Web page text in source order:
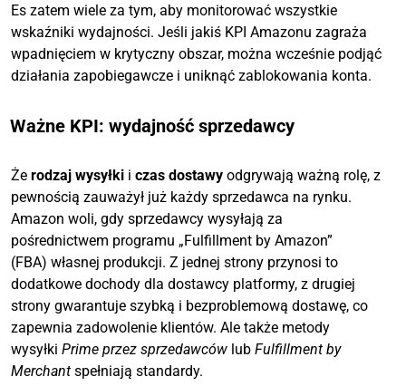
Es zatem wiele za tym, aby monitorować wszystkie
wskaźniki wydajności. Jeśli jakiś KPI Amazonu zagraża
wpadnięciem w krytyczny obszar, można wcześnie podjąć
działania zapobiegawcze i uniknąć zablokowania konta.
Ważne KPI: wydajność sprzedawcy
Że rodzaj wysyłki i czas dostawy odgrywają ważną rolę, z
pewnością zauważył już każdy sprzedawca na rynku.
Amazon woli, gdy sprzedawcy wysyłają za
pośrednictwem programu „Fulfillment by Amazon”
(FBA) własnej produkcji. Z jednej strony przynosi to
dodatkowe dochody dla dostawcy platformy, z drugiej
strony gwarantuje szybką i bezproblemową dostawę, co
zapewnia zadowolenie klientów. Ale także metody
wysyłki Prime przez sprzedawców lub Fulfillment by
Merchant spełniają standardy.